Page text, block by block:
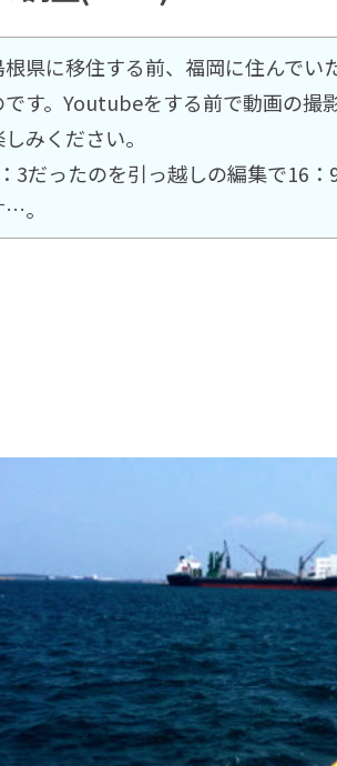
県に移住する前、福岡に住んでい
す。Youtubeをする前で動画の撮
みください。
3だったのを引っ越しの編集で16：
。